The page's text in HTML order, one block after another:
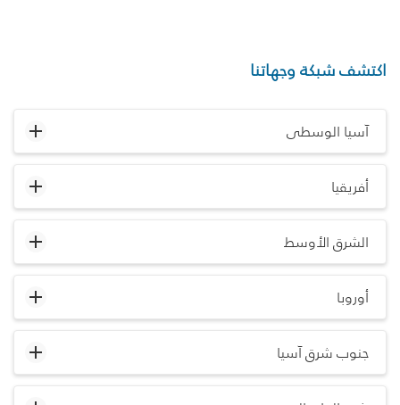
اكتشف شبكة وجهاتنا
آسيا الوسطى
أفريقيا
الشرق الأوسط
أوروبا
جنوب شرق آسيا